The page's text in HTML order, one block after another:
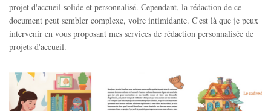
projet d'accueil solide et personnalisé. Cependant, la rédaction de ce
document peut sembler complexe, voire intimidante. C'est là que je peux
intervenir en vous proposant mes services de rédaction personnalisée de
projets d'accueil.